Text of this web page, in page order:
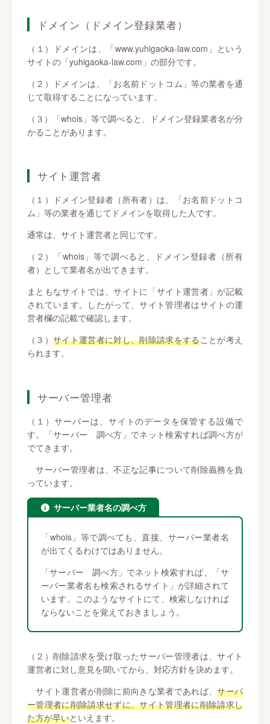
ドメイン（ドメイン登録業者）
（１）ドメインは、「www.yuhigaoka-law.com」という
サイトの「yuhigaoka-law.com」の部分です。
（２）ドメインは、「お名前ドットコム」等の業者を通
じて取得することになっています。
（３）「whois」等で調べると、ドメイン登録業者名が分
かることがあります。
サイト運営者
（１）ドメイン登録者（所有者）は、「お名前ドットコ
ム」等の業者を通じてドメインを取得した人です。
通常は、サイト運営者と同じです。
（２）「whois」等で調べると、ドメイン登録者（所有
者）として業者名が出てきます。
まともなサイトでは、サイトに「サイト運営者」が記載
されています。したがって、サイト管理者はサイトの運
営者欄の記載で確認します。
（３） サイト運営者に対し、削除請求をすることが考え
られます。
サーバー管理者
（１）サーバーは、サイトのデータを保管する設備で
す。「サーバー 調べ方」でネット検索すれば調べ方が
でてきます。
サーバー管理者は、不正な記事について削除義務を負
っています。
サーバー業者名の調べ方
「whois」等で調べても、直接、サーバー業者名
が出てくるわけではありません。
「サーバー 調べ方」でネット検索すれば、「サ
ーバー業者名も検索されるサイト」が詳細されて
います。このようなサイトにて、検索しなければ
ならないことを覚えておきましょう。
（２）削除請求を受け取ったサーバー管理者は、サイト
運営者に対し意見を聞いてから、対応方針を決めます。
サイト運営者が削除に前向きな業者であれば、サーバ
ー管理者に削除請求せずに、サイト管理者に削除請求し
た方が早いといえます。